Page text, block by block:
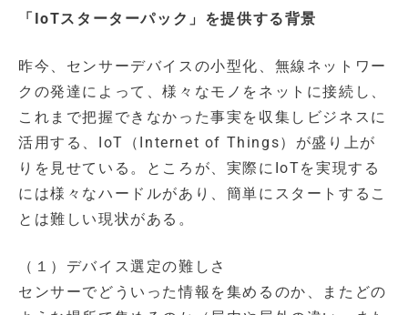
「IoTスターターパック」を提供する背景
昨今、センサーデバイスの小型化、無線ネットワー
クの発達によって、様々なモノをネットに接続し、
これまで把握できなかった事実を収集しビジネスに
活用する、IoT（Internet of Things）が盛り上が
りを見せている。ところが、実際にIoTを実現する
には様々なハードルがあり、簡単にスタートするこ
とは難しい現状がある。
（１）デバイス選定の難しさ
センサーでどういった情報を集めるのか、またどの